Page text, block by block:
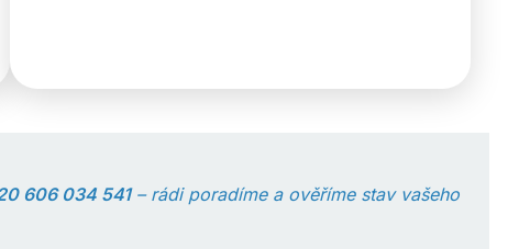
606 034 541– rádi poradíme a ověříme stav vašeho